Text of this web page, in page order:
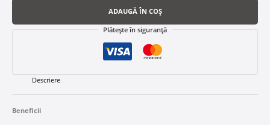
ADAUGĂ ÎN COȘ
Plătește în siguranță
Descriere
Beneficii